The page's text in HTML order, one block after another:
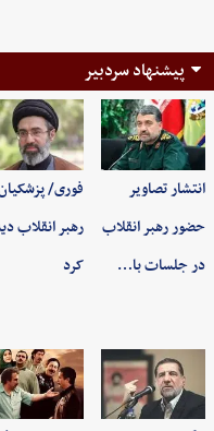
پیشنهاد سردبیر
انتشار تصاویر
حضور رهبر انقلاب
در جلسات با…
فوری/
رهبر انقلاب
کرد